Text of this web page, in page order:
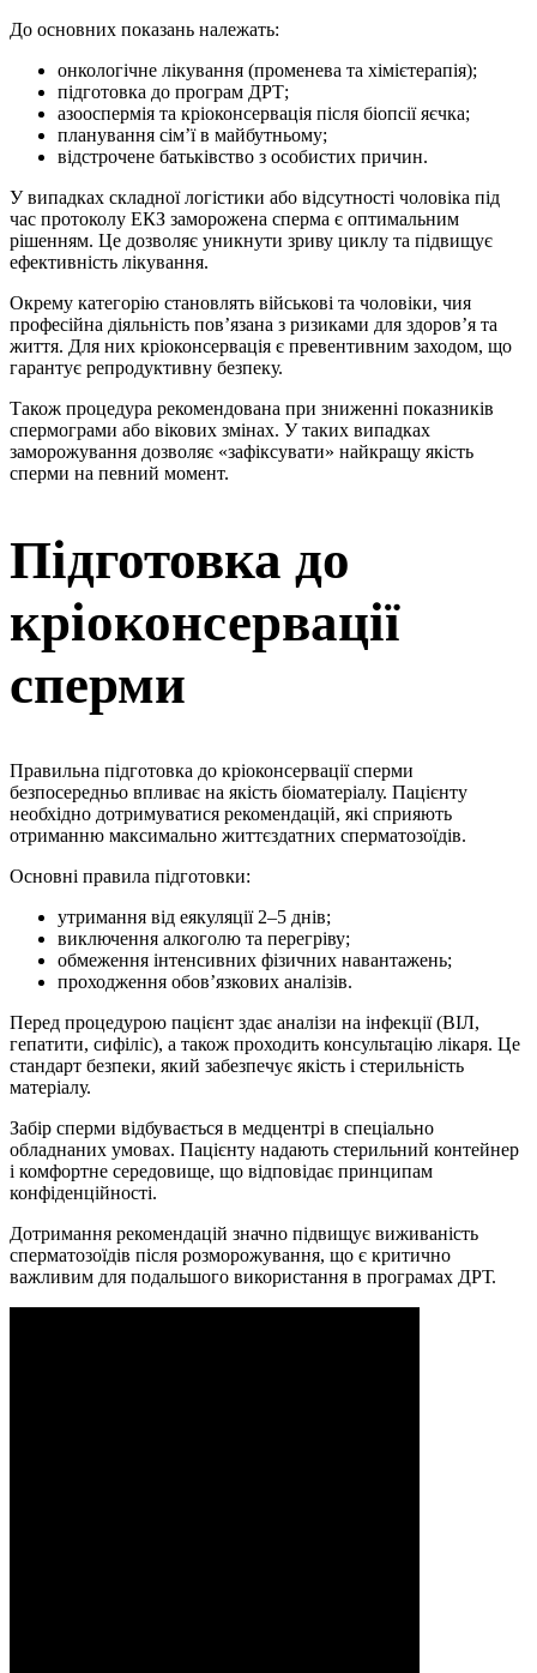
До основних показань належать:
онкологічне лікування (променева та хімієтерапія);
підготовка до програм ДРТ;
азооспермія та кріоконсервація після біопсії яєчка;
планування сім’ї в майбутньому;
відстрочене батьківство з особистих причин.
У випадках складної логістики або відсутності чоловіка під
час протоколу ЕКЗ заморожена сперма є оптимальним
рішенням. Це дозволяє уникнути зриву циклу та підвищує
ефективність лікування.
Окрему категорію становлять військові та чоловіки, чия
професійна діяльність пов’язана з ризиками для здоров’я та
життя. Для них кріоконсервація є превентивним заходом, що
гарантує репродуктивну безпеку.
Також процедура рекомендована при зниженні показників
спермограми або вікових змінах. У таких випадках
заморожування дозволяє «зафіксувати» найкращу якість
сперми на певний момент.
Підготовка до
кріоконсервації
сперми
Правильна підготовка до кріоконсервації сперми
безпосередньо впливає на якість біоматеріалу. Пацієнту
необхідно дотримуватися рекомендацій, які сприяють
отриманню максимально життєздатних сперматозоїдів.
Основні правила підготовки:
утримання від еякуляції 2–5 днів;
виключення алкоголю та перегріву;
обмеження інтенсивних фізичних навантажень;
проходження обов’язкових аналізів.
Перед процедурою пацієнт здає аналізи на інфекції (ВІЛ,
гепатити, сифіліс), а також проходить консультацію лікаря. Це
стандарт безпеки, який забезпечує якість і стерильність
матеріалу.
Забір сперми відбувається в медцентрі в спеціально
обладнаних умовах. Пацієнту надають стерильний контейнер
і комфортне середовище, що відповідає принципам
конфіденційності.
Дотримання рекомендацій значно підвищує виживаність
сперматозоїдів після розморожування, що є критично
важливим для подальшого використання в програмах ДРТ.